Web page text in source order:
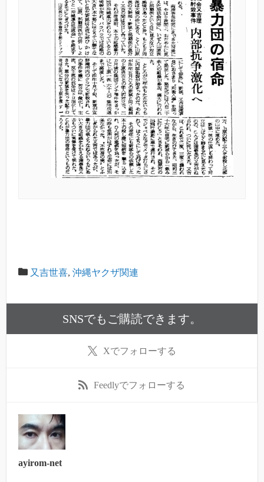
又吉世喜, 沖縄ヤクザ関連
SNSでもご購読できます。
Xでフォローする
Feedlyでフォローする
ayirom-net